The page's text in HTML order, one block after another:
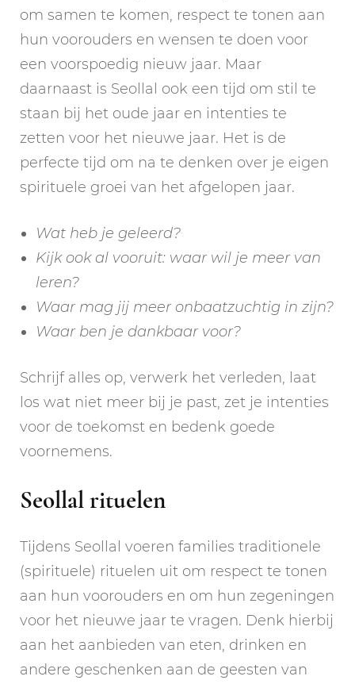
om samen te komen, respect te tonen aan
hun voorouders en wensen te doen voor
een voorspoedig nieuw jaar. Maar
daarnaast is Seollal ook een tijd om stil te
staan bij het oude jaar en intenties te
zetten voor het nieuwe jaar. Het is de
perfecte tijd om na te denken over je eigen
spirituele groei van het afgelopen jaar.
Wat heb je geleerd?
Kijk ook al vooruit: waar wil je meer van
leren?
Waar mag jij meer onbaatzuchtig in zijn?
Waar ben je dankbaar voor?
Schrijf alles op, verwerk het verleden, laat
los wat niet meer bij je past, zet je intenties
voor de toekomst en bedenk goede
voornemens.
Seollal rituelen
Tijdens Seollal voeren families traditionele
(spirituele) rituelen uit om respect te tonen
aan hun voorouders en om hun zegeningen
voor het nieuwe jaar te vragen. Denk hierbij
aan het aanbieden van eten, drinken en
andere geschenken aan de geesten van